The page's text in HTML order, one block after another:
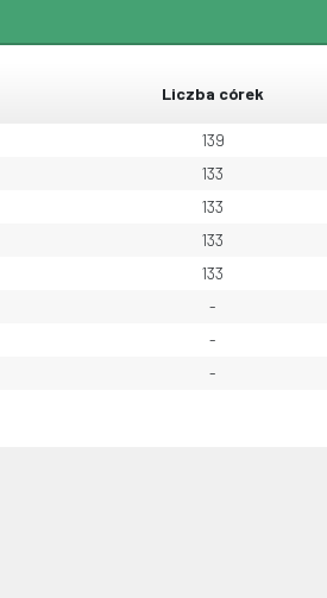
Liczba córek
139
133
133
133
133
-
-
-